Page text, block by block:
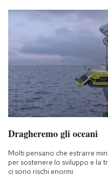
Dragheremo gli oceani
Molti pensano che estrarre
per sostenere lo sviluppo e la
ci sono rischi enormi